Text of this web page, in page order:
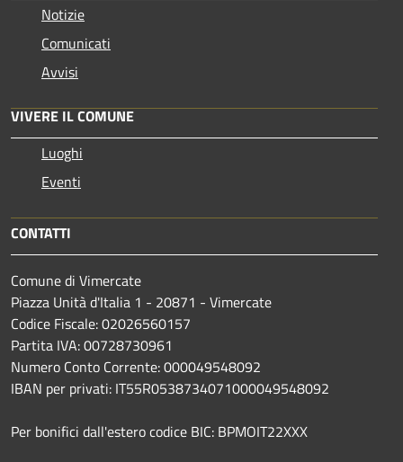
Notizie
Comunicati
Avvisi
VIVERE IL COMUNE
Luoghi
Eventi
CONTATTI
Comune di Vimercate
Piazza Unità d'Italia 1 - 20871 - Vimercate
Codice Fiscale: 02026560157
Partita IVA: 00728730961
Numero Conto Corrente: 000049548092
IBAN per privati: IT55R0538734071000049548092
Per bonifici dall'estero codice BIC: BPMOIT22XXX